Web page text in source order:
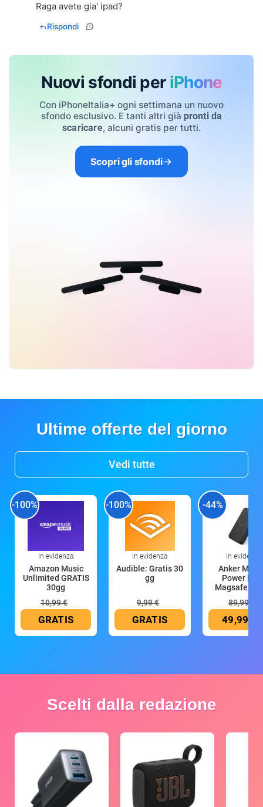
Raga avete gia' ipad?
Rispondi
Nuovi sfondi per iPhone
Con iPhoneItalia+ ogni settimana un nuovo
sfondo esclusivo. E tanti altri già pronti da
scaricare, alcuni gratis per tutti.
Scopri gli sfondi
Ultime offerte del giorno
Vedi tutte
-100%
In evidenza
Amazon Music
Unlimited GRATIS
30gg
10,99 €
GRATIS
-100%
In evidenza
Audible: Gratis 30
gg
9,99 €
GRATIS
-44%
In evidenza
Anker
Power
Magsafe
89,99 €
49,99 €
Scelti dalla redazione